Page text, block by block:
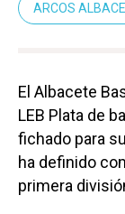
ARCOS
El Albacete
LEB Plata de
fichado para
ha definido
primera